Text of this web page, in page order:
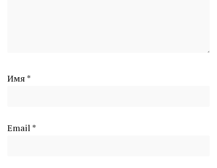
Имя *
Email *